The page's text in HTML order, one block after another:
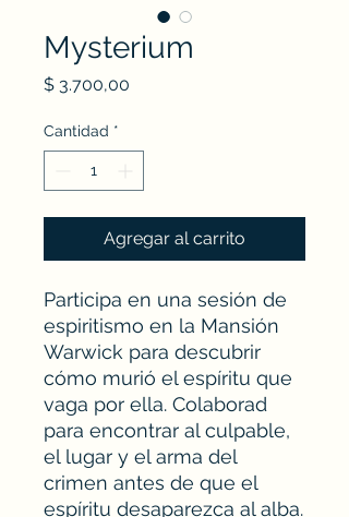
Mysterium
$ 3.700,00
Cantidad *
Agregar al carrito
Participa en una sesión de
espiritismo en la Mansión
Warwick para descubrir
cómo murió el espíritu que
vaga por ella. Colaborad
para encontrar al culpable,
el lugar y el arma del
crimen antes de que el
espíritu desaparezca al alba.